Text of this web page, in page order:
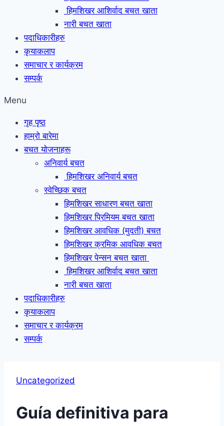
हिमशिखर आशिर्वाद बचत खाता
नारी बचत खाता
पदाधिकारीहरु
कृयाकलाप
समाचार र कार्यक्रम
सम्पर्क
Menu
गृह पृष्ठ
हाम्रो बारेमा
बचत योजनाहरू
अनिवार्य बचत
हिमशिखर अनिवार्य बचत
स्वेच्छिक बचत
हिमशिखर साधारण बचत खाता
हिमशिखर प्रिमियम बचत खाता
हिमशिखर आवधिक (मुदती) बचत
हिमशिखर क्रमिक आवधिक बचत
हिमशिखर पेन्सन बचत खाता
हिमशिखर आशिर्वाद बचत खाता
नारी बचत खाता
पदाधिकारीहरु
कृयाकलाप
समाचार र कार्यक्रम
सम्पर्क
Uncategorized
Guía definitiva para